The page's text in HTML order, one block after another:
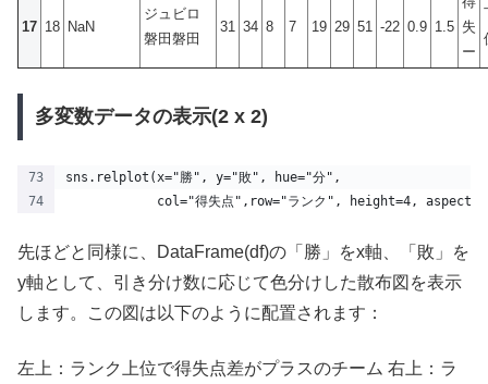
17 18 NaN
ジュビロ
磐田磐田
31 34 8 7 19 29 51 -22 0.9 1.5 失
ー
多変数データの表示(2 x 2)
sns.relplot(x="勝", y="敗", hue="分",
col="得失点",row="ランク", height=4,
先ほどと同様に、DataFrame(df)の「勝」をx軸、「敗」を
y軸として、引き分け数に応じて色分けした散布図を表示
します。この図は以下のように配置されます：
左上：ランク上位で得失点差がプラスのチーム 右上：ラ